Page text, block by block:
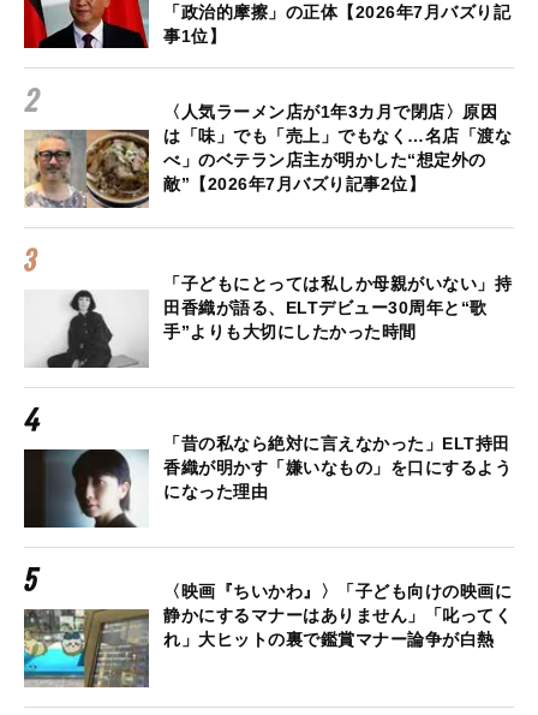
「政治的摩擦」の正体【2026年7月バズり記
事1位】
〈人気ラーメン店が1年3カ月で閉店〉原因
は「味」でも「売上」でもなく…名店「渡な
べ」のベテラン店主が明かした“想定外の
敵”【2026年7月バズり記事2位】
「子どもにとっては私しか母親がいない」持
田香織が語る、ELTデビュー30周年と“歌
手”よりも大切にしたかった時間
「昔の私なら絶対に言えなかった」ELT持田
香織が明かす「嫌いなもの」を口にするよう
になった理由
〈映画『ちいかわ』〉「子ども向けの映画に
静かにするマナーはありません」「叱ってく
れ」大ヒットの裏で鑑賞マナー論争が白熱